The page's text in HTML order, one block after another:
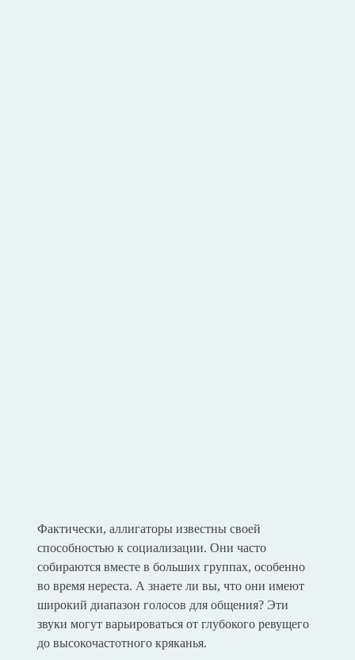
Фактически, аллигаторы известны своей
способностью к социализации. Они часто
собираются вместе в больших группах, особенно
во время нереста. А знаете ли вы, что они имеют
широкий диапазон голосов для общения? Эти
звуки могут варьироваться от глубокого ревущего
до высокочастотного кряканья.